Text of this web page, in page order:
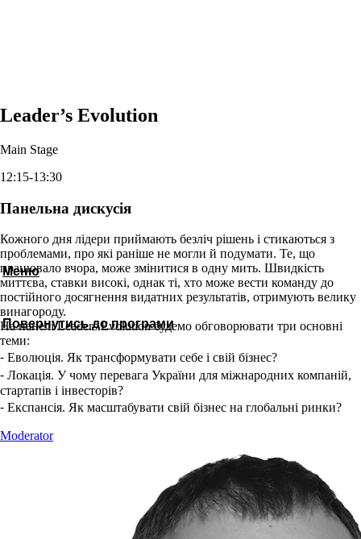
Меню
Повернутись до програми
Leader’s Evolution
Main Stage
12:15-13:30
Панельна дискусія
Кожного дня лідери приймають безліч рішень і стикаються з
проблемами, про які раніше не могли й подумати. Те, що
працювало вчора, може змінитися в одну мить. Швидкість
миттєва, ставки високі, однак ті, хто може вести команду до
постійного досягнення видатних результатів, отримують велику
винагороду.
На панелі Leaders Evolution будемо обговорювати три основні
теми:
⁃ Еволюція. Як трансформувати себе і свій бізнес?
⁃ Локація. У чому перевага України для міжнародних компаній,
стартапів і інвесторів?
⁃ Експансія. Як масштабувати свій бізнес на глобальні ринки?
Moderator